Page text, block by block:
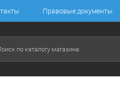
Правовые документы